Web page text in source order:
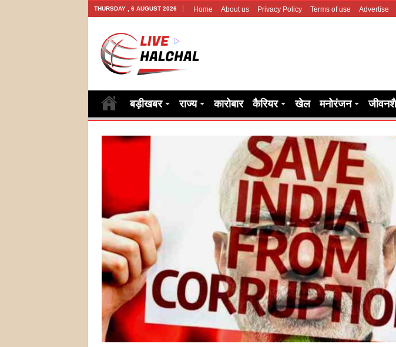
THURSDAY , 6 AUGUST 2026 Home About us Privacy Policy Terms of use Advertise
बड़ीखबर राज्य कारोबार कैरियर खेल मनोरंजन